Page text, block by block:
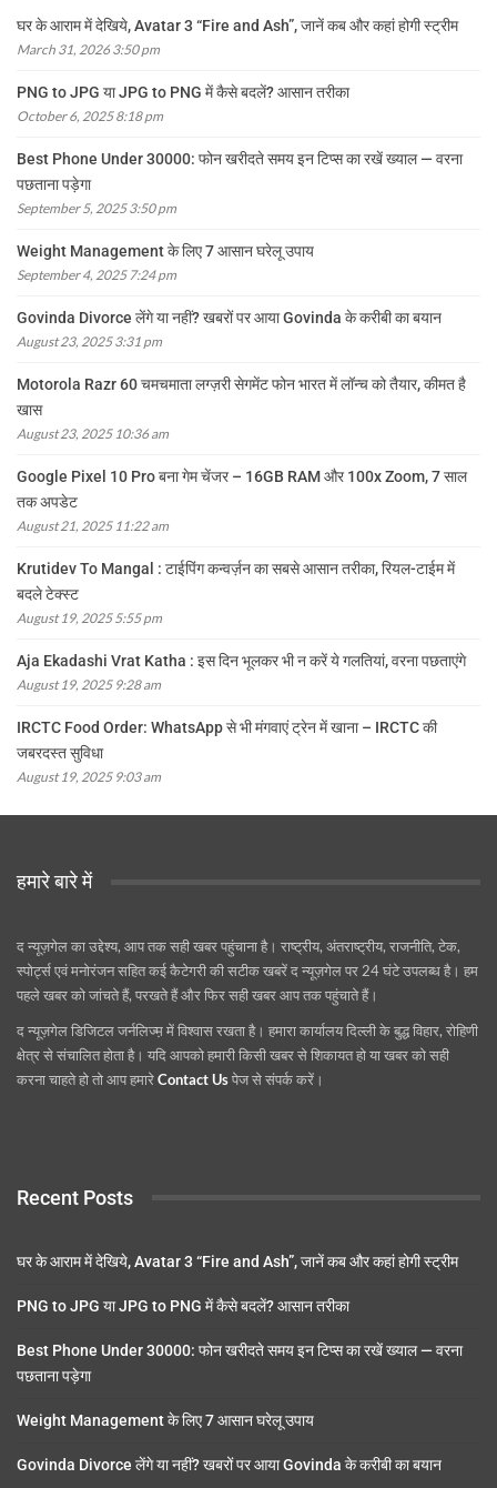
घर के आराम में देखिये, Avatar 3 “Fire and Ash”, जानें कब और कहां होगी स्ट्रीम
March 31, 2026 3:50 pm
PNG to JPG या JPG to PNG में कैसे बदलें? आसान तरीका
October 6, 2025 8:18 pm
Best Phone Under 30000: फोन खरीदते समय इन टिप्स का रखें ख्याल — वरना
पछताना पड़ेगा
September 5, 2025 3:50 pm
Weight Management के लिए 7 आसान घरेलू उपाय
September 4, 2025 7:24 pm
Govinda Divorce लेंगे या नहीं? खबरों पर आया Govinda के करीबी का बयान
August 23, 2025 3:31 pm
Motorola Razr 60 चमचमाता लग्ज़री सेगमेंट फोन भारत में लॉन्च को तैयार, कीमत है
खास
August 23, 2025 10:36 am
Google Pixel 10 Pro बना गेम चेंजर – 16GB RAM और 100x Zoom, 7 साल
तक अपडेट
August 21, 2025 11:22 am
Krutidev To Mangal : टाईपिंग कन्वर्ज़न का सबसे आसान तरीका, रियल-टाईम में
बदले टेक्स्ट
August 19, 2025 5:55 pm
Aja Ekadashi Vrat Katha : इस दिन भूलकर भी न करें ये गलतियां, वरना पछताएंगे
August 19, 2025 9:28 am
IRCTC Food Order: WhatsApp से भी मंगवाएं ट्रेन में खाना – IRCTC की
जबरदस्त सुविधा
August 19, 2025 9:03 am
हमारे बारे में
द न्यूज़गेल का उद्देश्य, आप तक सही खबर पहुंचाना है। राष्ट्रीय, अंतराष्ट्रीय, राजनीति, टेक,
स्पोर्ट्स एवं मनोरंजन सहित कई कैटेगरी की सटीक खबरें द न्यूज़गेल पर 24 घंटे उपलब्ध है। हम
पहले खबर को जांचते हैं, परखते हैं और फिर सही खबर आप तक पहुंचाते हैं।
द न्यूज़गेल डिजिटल जर्नलिज्म़ में विश्वास रखता है। हमारा कार्यालय दिल्ली के बुद्ध विहार, रोहिणी
क्षेत्र से संचालित होता है। यदि आपको हमारी किसी खबर से शिकायत हो या खबर को सही
करना चाहते हो तो आप हमारेContact Usपेज से संपर्क करें।
Recent Posts
घर के आराम में देखिये, Avatar 3 “Fire and Ash”, जानें कब और कहां होगी स्ट्रीम
PNG to JPG या JPG to PNG में कैसे बदलें? आसान तरीका
Best Phone Under 30000: फोन खरीदते समय इन टिप्स का रखें ख्याल — वरना
पछताना पड़ेगा
Weight Management के लिए 7 आसान घरेलू उपाय
Govinda Divorce लेंगे या नहीं? खबरों पर आया Govinda के करीबी का बयान